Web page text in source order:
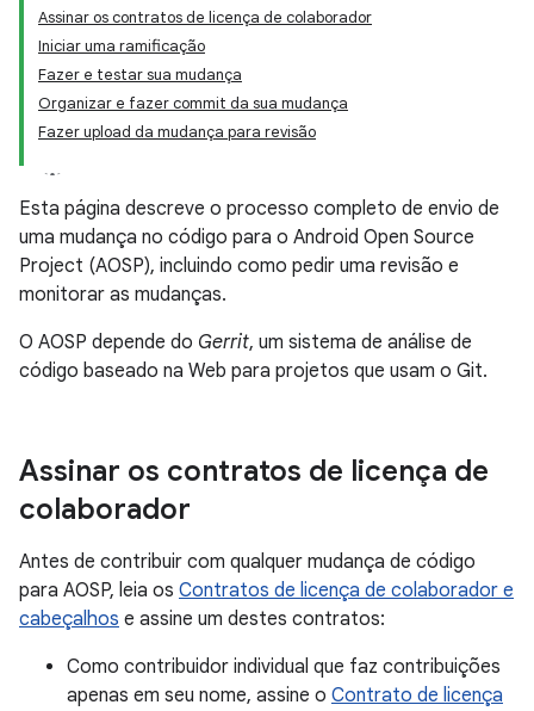
Assinar os contratos de licença de colaborador
Iniciar uma ramificação
Fazer e testar sua mudança
Organizar e fazer commit da sua mudança
Fazer upload da mudança para revisão
Esta página descreve o processo completo de envio de
uma mudança no código para o Android Open Source
Project (AOSP), incluindo como pedir uma revisão e
monitorar as mudanças.
O AOSP depende do Gerrit, um sistema de análise de
código baseado na Web para projetos que usam o Git.
Assinar os contratos de licença de
colaborador
Antes de contribuir com qualquer mudança de código
para AOSP, leia os Contratos de licença de colaborador e
cabeçalhos e assine um destes contratos:
Como contribuidor individual que faz contribuições
apenas em seu nome, assine o Contrato de licença